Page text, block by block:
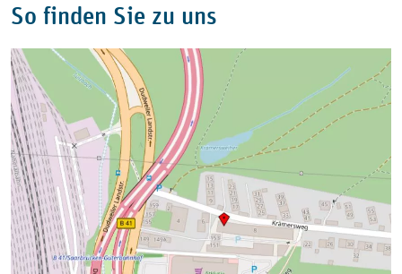
So finden Sie zu uns